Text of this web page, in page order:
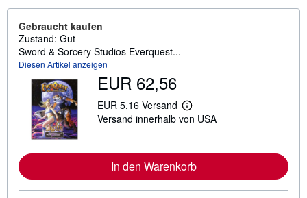
Gebraucht kaufen
Zustand: Gut
Sword & Sorcery Studios Everquest...
Diesen Artikel anzeigen
EUR 62,56
EUR 5,16 Versand
W
e
e
I
n
Versand innerhalb von USA
In den Warenkorb